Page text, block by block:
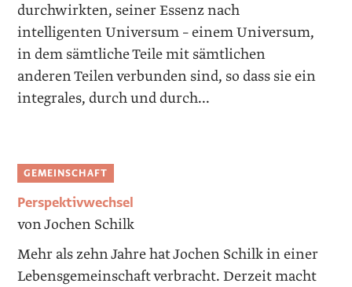
durchwirkten, seiner Essenz nach
intelligenten Universum – einem Universum,
in dem sämtliche Teile mit sämtlichen
anderen Teilen verbunden sind, so dass sie ein
integrales, durch und durch...
GEMEINSCHAFT
Perspektivwechsel
von Jochen Schilk
Mehr als zehn Jahre hat Jochen Schilk in einer
Lebensgemeinschaft verbracht. Derzeit macht